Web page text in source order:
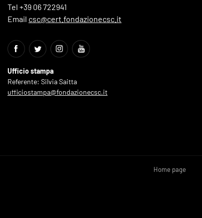
Tel +39 06 722941
Email csc@cert.fondazionecsc.it
Ufficio stampa
Referente: Silvia Saitta
ufficiostampa@fondazionecsc.it
Home page